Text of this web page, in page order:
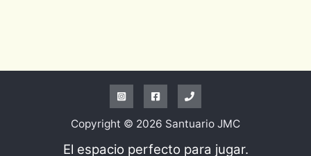
Copyright © 2026 Santuario JMC
El espacio perfecto para jugar.